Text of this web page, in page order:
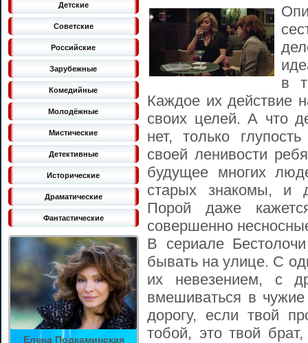
Детские
Советские
Российские
Зарубежные
Комедийные
Молодёжные
Мистические
Детективные
Исторические
Драматические
Фантастические
Елена Подкаминская
в
Каждое их действие
своих целей. А что
нет, только
своей ленивости
будущее многих
старых знакомы, и
Порой даже
совершенно
В сериале
бывать на улице. С
их невезением, с
вмешиваться в
дорогу, если твой
тобой, это твой